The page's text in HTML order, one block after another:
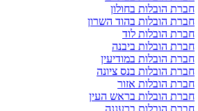
חברת הובלות בחולון
חברת הובלות בהוד השרון
חברת הובלות לוד
חברת הובלות ביבנה
חברת הובלות במודיעין
חברת הובלות בנס ציונה
חברת הובלות אזור
חברת הובלות בראש העין
חברת הובלות ברעננה